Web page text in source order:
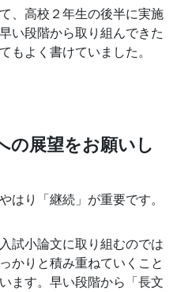
、高校２年生の後半に実施
い段階から取り組んできた
もよく書けていました。
の展望をお願いし
はり「継続」が重要です。
試小論文に取り組むのでは
かりと積み重ねていくこと
ます。早い段階から「長文